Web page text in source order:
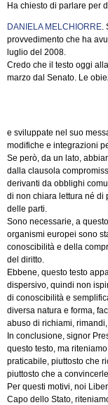
Ha chiesto di parlare per
DANIELA MELCHIORRE.
provvedimento che ha
luglio del 2008.
Credo che il testo oggi
marzo dal Senato. Le
e sviluppate nel suo
modifiche e integrazioni
Se però, da un lato,
dalla clausola
derivanti da obblighi
di non chiara lettura né di
delle parti.
Sono necessarie, a
organismi europei sono
conoscibilità e della
del diritto.
Ebbene, questo testo
dispersivo, quindi non
di conoscibilità e
diversa natura e forma,
abuso di richiami,
In conclusione, signor
questo testo, ma
praticabile, piuttosto che
piuttosto che a
Per questi motivi, noi
Capo dello Stato,